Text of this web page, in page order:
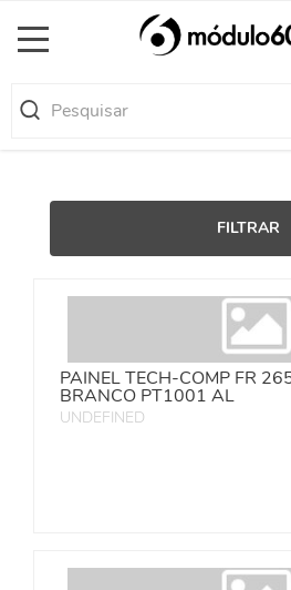
Toggle
FILTRAR
PAINEL TECH-COMP FR
BRANCO PT1001 AL
UNDEFINED